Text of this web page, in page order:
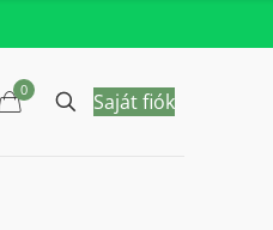
0 Saját fiók